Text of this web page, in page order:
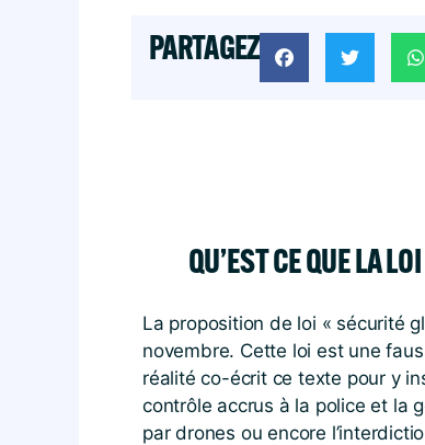
PARTAGEZ
QU’EST CE QUE LA
La proposition de loi « sécurité
novembre. Cette loi est une
réalité co-écrit ce texte pour y
contrôle accrus à la police et la
par drones ou encore